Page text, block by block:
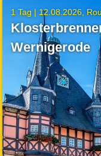
1 Tag | 12.08.2026
Wernigerode